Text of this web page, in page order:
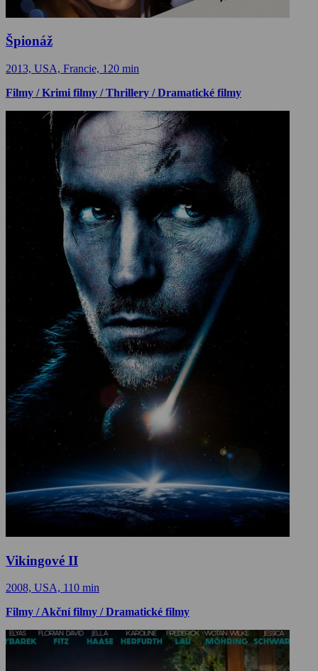
Špionáž
2013, USA, Francie, 120 min
Filmy / Krimi filmy / Thrillery / Dramatické filmy
Vikingové II
2008, USA, 110 min
Filmy / Akční filmy / Dramatické filmy